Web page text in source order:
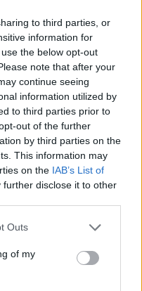
to third parties, or
information for
the below opt-out
note that after your
continue seeing
information utilized by
to third parties prior to
out of the further
by third parties on the
This information may
on the IAB’s List of
further disclose it to other
one or more Google
You may click to
its third-party tags to
in below Google
Outs
of my
hogy később
az oktatásban
el is érhető a